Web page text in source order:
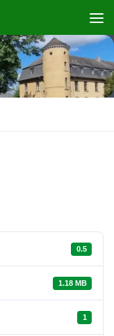
0.5
1.18 MB
1